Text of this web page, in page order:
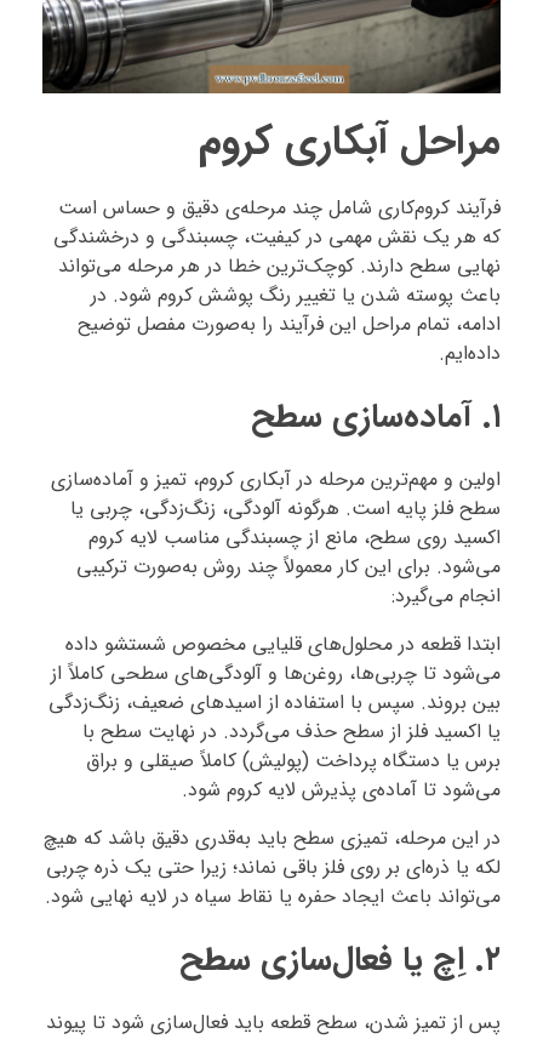
مراحل آبکاری کروم
فرآیند کروم‌کاری شامل چند مرحله‌ی دقیق و حساس است
که هر یک نقش مهمی در کیفیت، چسبندگی و درخشندگی
نهایی سطح دارند. کوچک‌ترین خطا در هر مرحله می‌تواند
باعث پوسته شدن یا تغییر رنگ پوشش کروم شود. در
ادامه، تمام مراحل این فرآیند را به‌صورت مفصل توضیح
داده‌ایم.
۱. آماده‌سازی سطح
اولین و مهم‌ترین مرحله در آبکاری کروم، تمیز و آماده‌سازی
سطح فلز پایه است. هرگونه آلودگی، زنگ‌زدگی، چربی یا
اکسید روی سطح، مانع از چسبندگی مناسب لایه کروم
می‌شود. برای این کار معمولاً چند روش به‌صورت ترکیبی
انجام می‌گیرد:
ابتدا قطعه در محلول‌های قلیایی مخصوص شستشو داده
می‌شود تا چربی‌ها، روغن‌ها و آلودگی‌های سطحی کاملاً از
بین بروند. سپس با استفاده از اسیدهای ضعیف، زنگ‌زدگی
یا اکسید فلز از سطح حذف می‌گردد. در نهایت سطح با
برس یا دستگاه پرداخت (پولیش) کاملاً صیقلی و براق
می‌شود تا آماده‌ی پذیرش لایه کروم شود.
در این مرحله، تمیزی سطح باید به‌قدری دقیق باشد که هیچ
لکه یا ذره‌ای بر روی فلز باقی نماند؛ زیرا حتی یک ذره چربی
می‌تواند باعث ایجاد حفره یا نقاط سیاه در لایه نهایی شود.
۲. اِچ یا فعال‌سازی سطح
پس از تمیز شدن، سطح قطعه باید فعال‌سازی شود تا پیوند